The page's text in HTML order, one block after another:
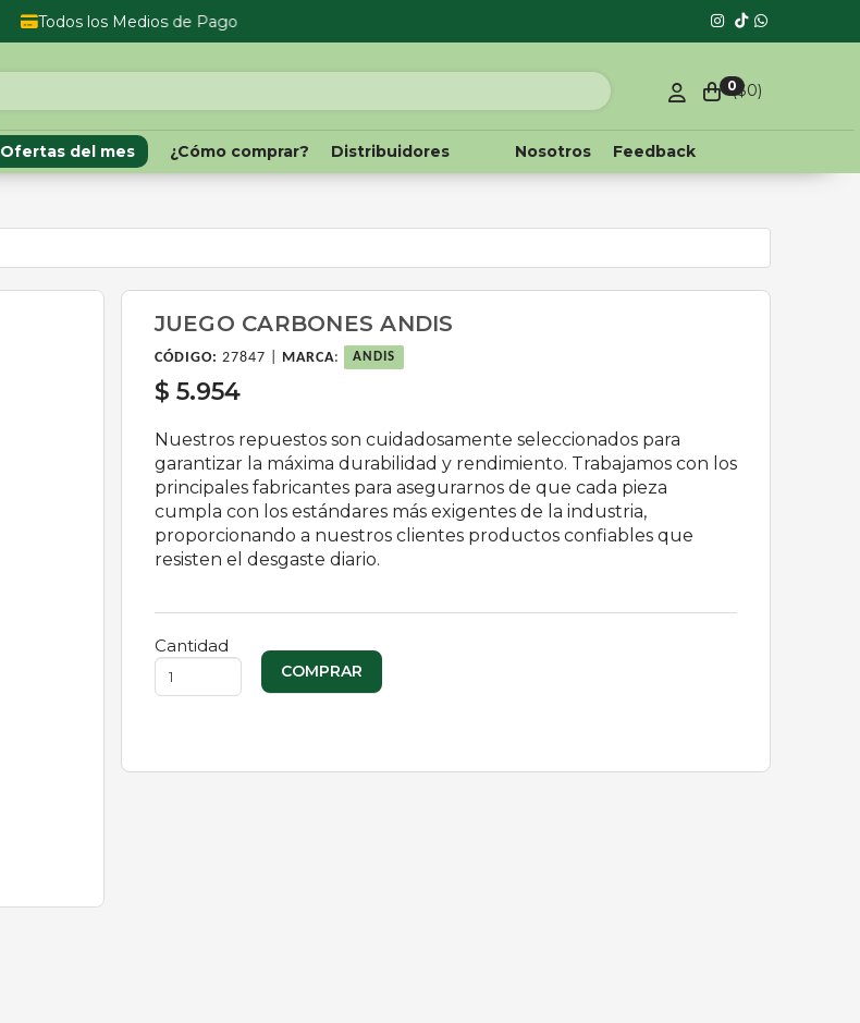
Todos los Medios de Pago
0($0)
Ofertas del mes ¿Cómo comprar? Distribuidores Nosotros Feedback
JUEGO CARBONES ANDIS
CÓDIGO: 27847 | MARCA: ANDIS
$ 5.954
Nuestros repuestos son cuidadosamente seleccionados para
garantizar la máxima durabilidad y rendimiento. Trabajamos con los
principales fabricantes para asegurarnos de que cada pieza
cumpla con los estándares más exigentes de la industria,
proporcionando a nuestros clientes productos confiables que
resisten el desgaste diario.
Cantidad